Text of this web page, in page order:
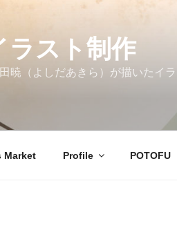
ラスト制作
（よしだあきら）が描いたイラ
Market Profile POTOFU